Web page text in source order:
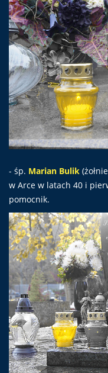
- śp. Marian Bulik
w Arce w latach 40 i
pomocnik.